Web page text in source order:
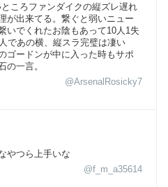
ころファンダイクの縦ズレ遅れ
が出来てる。繋ぐと弱いニュー
いでくれたお陰もあって10人1失
であの横、縦スラ完璧は凄い
ゴードンが中に入った時もサポ
の一言。
@ArsenalRosicky7
やつら上手いな
@f_m_a35614